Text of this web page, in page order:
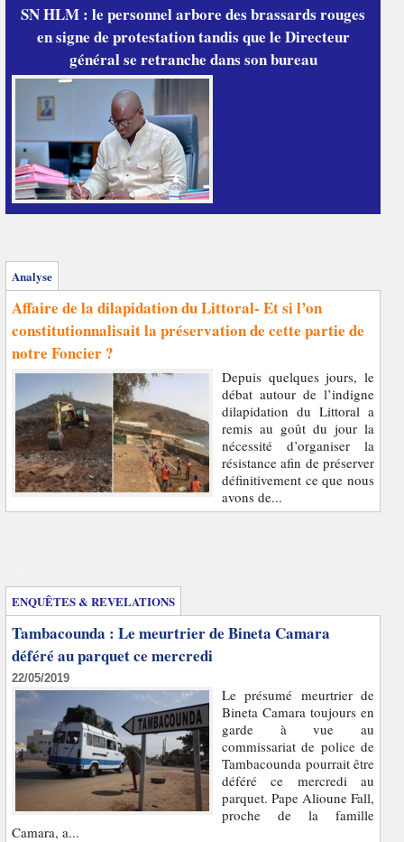
SN HLM : le personnel arbore des brassards rouges
en signe de protestation tandis que le Directeur
général se retranche dans son bureau
Analyse
Affaire de la dilapidation du Littoral- Et si l’on
constitutionnalisait la préservation de cette partie de
notre Foncier ?
Depuis quelques jours, le
débat autour de l’indigne
dilapidation du Littoral a
remis au goût du jour la
nécessité d’organiser la
résistance afin de préserver
définitivement ce que nous
avons de...
ENQUÊTES & REVELATIONS
Tambacounda : Le meurtrier de Bineta Camara
déféré au parquet ce mercredi
22/05/2019
Le présumé meurtrier de
Bineta Camara toujours en
garde à vue au
commissariat de police de
Tambacounda pourrait être
déféré ce mercredi au
parquet. Pape Alioune Fall,
proche de la famille
Camara, a...